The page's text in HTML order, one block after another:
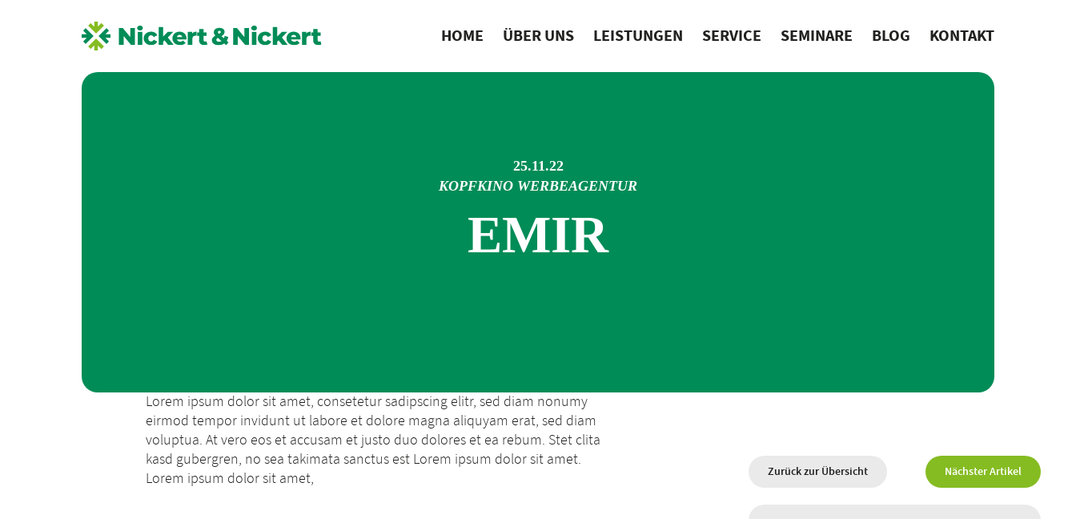
HOME ÜBER UNS LEISTUNGEN SERVICE SEMINARE BLOG KONTAKT
25.11.22
KOPFKINO WERBEAGENTUR
EMIR
Lorem ipsum dolor sit amet, consetetur sadipscing elitr, sed diam nonumy
eirmod tempor invidunt ut labore et dolore magna aliquyam erat, sed diam
voluptua. At vero eos et accusam et justo duo dolores et ea rebum. Stet clita
kasd gubergren, no sea takimata sanctus est Lorem ipsum dolor sit amet.
Lorem ipsum dolor sit amet,
Zurück zur Übersicht Nächster Artikel